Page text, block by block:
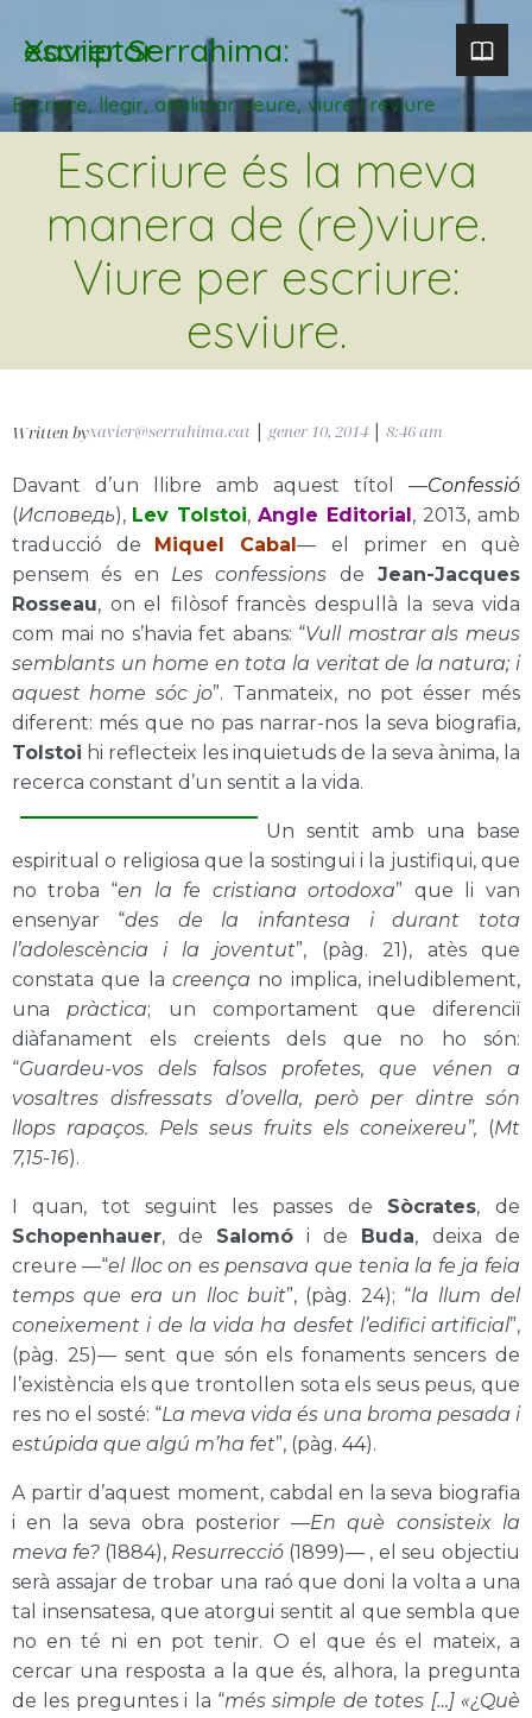
Xavier Serrahima: escriptor
Escriure, llegir, analitzar. veure, viure i reviure
Escriure és la meva
manera de (re)viure.
Viure per escriure:
esviure.
Written byxavier@serrahima.cat gener 10, 2014 8:46 am
Davant d’un llibre amb aquest títol —Confessió
(Исповедь), Lev Tolstoi, Angle Editorial, 2013, amb
traducció de Miquel Cabal—
el primer en què
pensem és en Les confessions de Jean-Jacques
Rosseau, on el filòsof francès despullà la seva vida
com mai no s’havia fet abans: “Vull mostrar als meus
semblants un home en tota la veritat de la natura; i
aquest home sóc jo”. Tanmateix, no pot ésser més
diferent: més que no pas narrar-nos la seva biografia,
Tolstoi hi reflecteix les inquietuds de la seva ànima, la
recerca constant d’un sentit a la vida.
Un sentit amb una base
espiritual o religiosa que la sostingui i la justifiqui, que
no troba “en la fe cristiana ortodoxa” que li van
ensenyar
“des de la infantesa i durant tota
l’adolescència i la joventut”, (pàg. 21), atès que
constata que la creença no implica, ineludiblement,
una pràctica; un comportament que diferenciï
diàfanament els creients dels que no ho són:
“Guardeu-vos dels falsos profetes, que vénen a
vosaltres disfressats d’ovella, però per dintre són
llops rapaços. Pels seus fruits els coneixereu”, (Mt
7,15-16).
I quan, tot seguint les passes de Sòcrates, de
Schopenhauer, de Salomó i de Buda, deixa de
creure —“el lloc on es pensava que tenia la fe ja feia
temps que era un lloc buit”, (pàg. 24); “la llum del
coneixement i de la vida ha desfet l’edifici artificial”,
(pàg. 25)— sent que són els fonaments sencers de
l’existència els que trontollen sota els seus peus, que
res no el sosté: “La meva vida és una broma pesada i
estúpida que algú m’ha fet”, (pàg. 44).
A partir d’aquest moment, cabdal en la seva biografia
i en la seva obra posterior —En què consisteix la
meva fe? (1884), Resurrecció (1899)— , el seu objectiu
serà assajar de trobar una raó que doni la volta a una
tal insensatesa, que atorgui sentit al que sembla que
no en té ni en pot tenir. O el que és el mateix, a
cercar una resposta a la que és, alhora, la pregunta
de les preguntes i la “més simple de totes […] «¿Què